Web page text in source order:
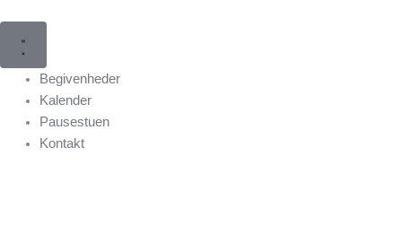
indholdet
Begivenheder
Kalender
Pausestuen
Kontakt